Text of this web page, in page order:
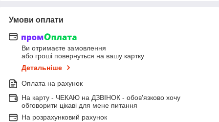
Умови оплати
Ви отримаєте замовлення
або гроші повернуться на вашу картку
Детальніше
Оплата на рахунок
На карту - ЧЕКАЮ на ДЗВІНОК - обов'язково хочу
обговорити цікаві для мене питання
На розрахунковий рахунок